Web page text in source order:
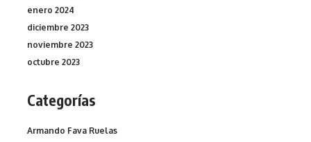
enero 2024
diciembre 2023
noviembre 2023
octubre 2023
Categorías
Armando Fava Ruelas